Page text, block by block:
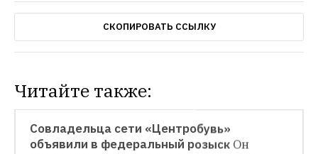
СКОПИРОВАТЬ ССЫЛКУ
Читайте также:
НОВОСТИ
Совладельца сети «Центробувь»
объявили в федеральный розыск Он